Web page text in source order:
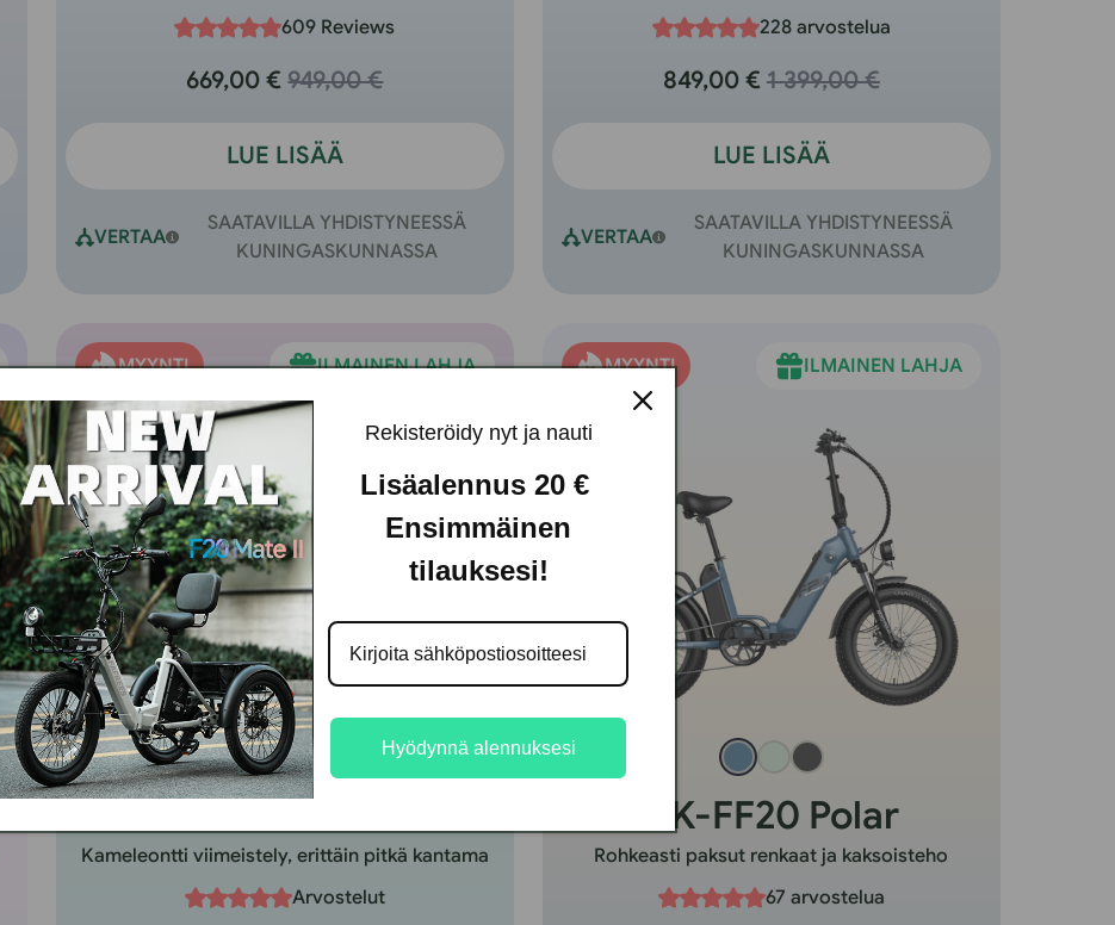
609 Reviews
669,00 € 949,00 €
LUE LISÄÄ
VERTAA
SAATAVILLA YHDISTYNEESSÄ
KUNINGASKUNNASSA
228 arvostelua
849,00 € 1 399,00 €
LUE LISÄÄ
VERTAA
SAATAVILLA YHDISTYNEESSÄ
KUNINGASKUNNASSA
MYYNTI ILMAINEN LAHJA
UK-F20+ Pro
Kameleontti viimeistely, erittäin pitkä kantama
Arvostelut
MYYNTI ILMAINEN LAHJA
UK-FF20 Polar
Rohkeasti paksut renkaat ja kaksoisteho
67 arvostelua
Rekisteröidy nyt ja nauti
Lisäalennus 20 €
Ensimmäinen
tilauksesi!
Hyödynnä alennuksesi